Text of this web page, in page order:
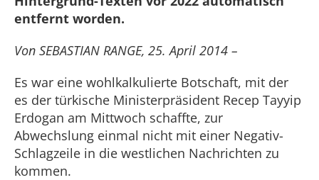
entfernt worden.
Von SEBASTIAN RANGE, 25. April 2014 –
Es war eine wohlkalkulierte Botschaft, mit der
es der türkische Ministerpräsident Recep Tayyip
Erdogan am Mittwoch schaffte, zur
Abwechslung einmal nicht mit einer Negativ-
Schlagzeile in die westlichen Nachrichten zu
kommen.